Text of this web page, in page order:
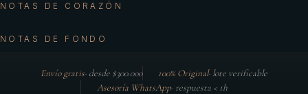
NOTAS DE CORAZÓN
NOTAS DE FONDO
Envío gratis· desde $300.000 100% Original· lote verificable
Asesoría WhatsApp· respuesta < 1h